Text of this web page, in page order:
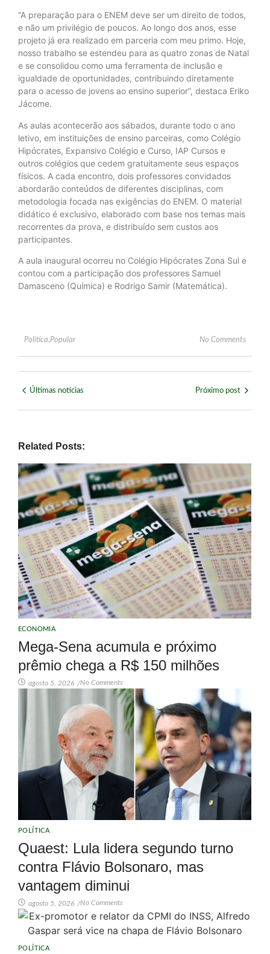
“A preparação para o ENEM deve ser um direito de todos,
e não um privilégio de poucos. Ao longo dos anos, esse
projeto já era realizado em parceria com meu primo. Hoje,
nosso trabalho se estendeu para as quatro zonas de Natal
e se consolidou como uma ferramenta de inclusão e
igualdade de oportunidades, contribuindo diretamente
para o acesso de jovens ao ensino superior”, destaca Eriko
Jácome.
As aulas acontecerão aos sábados, durante todo o ano
letivo, em instituições de ensino parceiras, como Colégio
Hipócrates, Expansivo Colégio e Curso, IAP Cursos e
outros colégios que cedem gratuitamente seus espaços
físicos. A cada encontro, dois professores convidados
abordarão conteúdos de diferentes disciplinas, com
metodologia focada nas exigências do ENEM. O material
didático é exclusivo, elaborado com base nos temas mais
recorrentes da prova, e distribuído sem custos aos
participantes.
A aula inaugural ocorreu no Colégio Hipócrates Zona Sul e
contou com a participação dos professores Samuel
Damasceno (Química) e Rodrigo Samir (Matemática).
Política,Popular No Comments
Últimas notícias Próximo post
Related Posts:
ECONOMIA
Mega-Sena acumula e próximo
prêmio chega a R$ 150 milhões
agosto 5, 2026 /No Comments
POLÍTICA
Quaest: Lula lidera segundo turno
contra Flávio Bolsonaro, mas
vantagem diminui
agosto 5, 2026 /No Comments
POLÍTICA